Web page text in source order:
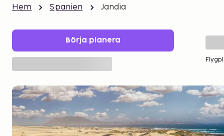
Hem Spanien Jandia
Börja planera